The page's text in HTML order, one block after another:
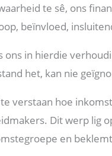
te sê, ons
beïnvloed,
ons in hierdie
het, kan nie
verstaan ​​hoe
Dit werp lig
en